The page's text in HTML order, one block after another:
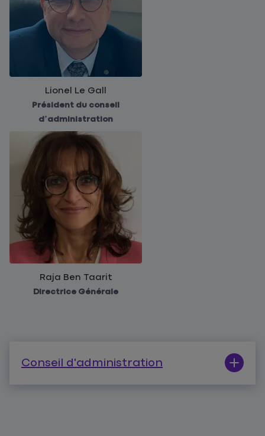
Lionel Le Gall
Président du conseil
d’administration
Raja Ben Taarit
Directrice Générale
Conseil d'administration